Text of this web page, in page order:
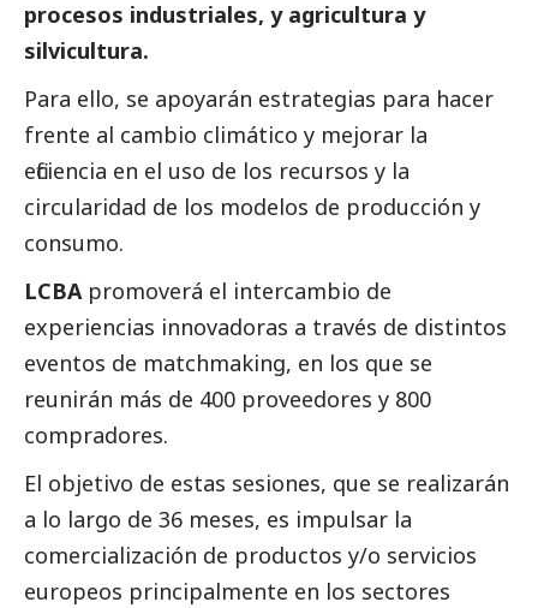
procesos industriales, y agricultura y
silvicultura.
Para ello, se apoyarán estrategias para hacer
frente al cambio climático y mejorar la
eficiencia en el uso de los recursos y la
circularidad de los modelos de producción y
consumo.
LCBApromoverá el intercambio de
experiencias innovadoras a través de distintos
eventos de matchmaking, en los que se
reunirán más de 400 proveedores y 800
compradores.
El objetivo de estas sesiones, que se realizarán
a lo largo de 36 meses, es impulsar la
comercialización de productos y/o servicios
europeos principalmente en los sectores